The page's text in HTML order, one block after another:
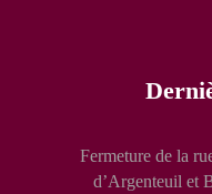
Fermeture de la
d’Argenteuil et